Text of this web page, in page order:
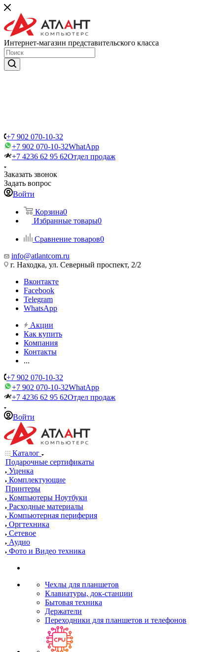
Интернет-магазин представительского класса
+7 902 070-10-32
+7 902 070-10-32WhatApp
+7 4236 62 95 62Отдел продаж
Заказать звонок
Задать вопрос
Войти
Корзина0
Избранные товары0
Сравнение товаров0
info@atlantcom.ru
г. Находка, ул. Северный проспект, 2/2
Вконтакте
Facebook
Telegram
WhatsApp
Акции
Как купить
Компания
Контакты
...
+7 902 070-10-32
+7 902 070-10-32WhatApp
+7 4236 62 95 62Отдел продаж
Войти
Каталог
Подарочные сертификаты
Уценка
Комплектующие
Принтеры
Компьютеры Ноутбуки
Расходные материалы
Компьютерная периферия
Оргтехника
Сетевое
Аудио
Фото и Видео техника
Чехлы для планшетов
Клавиатуры, док-станции
Бытовая техника
Держатели
Переходники для планшетов и телефонов